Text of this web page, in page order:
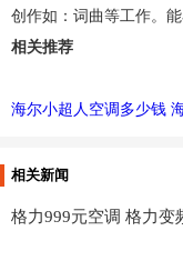
创作如：词曲等工作。能
相关推荐
海尔小超人空调多少钱
相关新闻
格力999元空调 格力变